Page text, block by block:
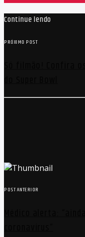
Continue lendo
PRÓXIMO POST
POST ANTERIOR